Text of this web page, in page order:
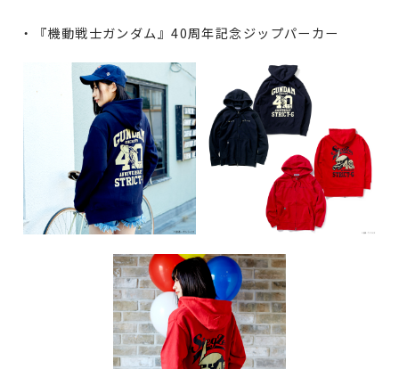
・『機動戦士ガンダム』40周年記念ジップパーカー